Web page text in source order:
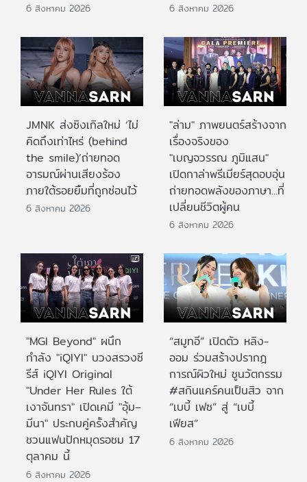
6 สิงหาคม 2026 6 สิงหาคม 2026
JMNK ส่งซิงเกิลใหม่ ‘ไม่
คิดถึงเท่าไหร่ (behind
the smile)’ถ่ายทอด
อารมณ์ผ่านเสียงร้อง
ภายใต้รอยยิ้มที่ถูกซ่อนไว้
6 สิงหาคม 2026
"ล่าม" ภาพยนตร์สร้างจาก
เรื่องจริงของ
"เบญจวรรณ ภูมิแสน"
เปิดกาล่าพรีเมียร์สุดอบอุ่น
ถ่ายทอดพลังของภาษา...ที่
เปลี่ยนชีวิตผู้คน
6 สิงหาคม 2026
"MGI Beyond" ผนึก
กำลัง "iQIYI" บวงสรวงซี
รีส์ iQIYI Original
"Under Her Rules ใต้
เงาจันทรา" เปิดเคมี "อุ้ม–
มีนา" ประกบคู่ครั้งสำคัญ
ชวนแฟนปักหมุดรอชม 17
ตุลาคม นี้
6 สิงหาคม 2026
“สมูทอี” เปิดตัว หลิง-
ออม ร่วมสร้างปรากฎ
การณ์ผิวใหม่ ชูนวัตกรรม
#สกินแคร์คนเป็นสิว จาก
“เบบี้ เฟซ” สู่ “เบบี้
เฟียส”
6 สิงหาคม 2026